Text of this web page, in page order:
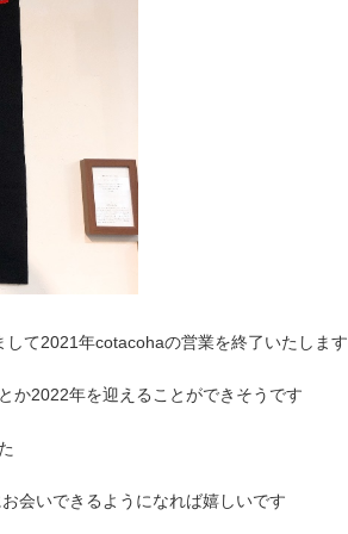
て2021年cotacohaの営業を終了いたします
か2022年を迎えることができそうです
会いできるようになれば嬉しいです